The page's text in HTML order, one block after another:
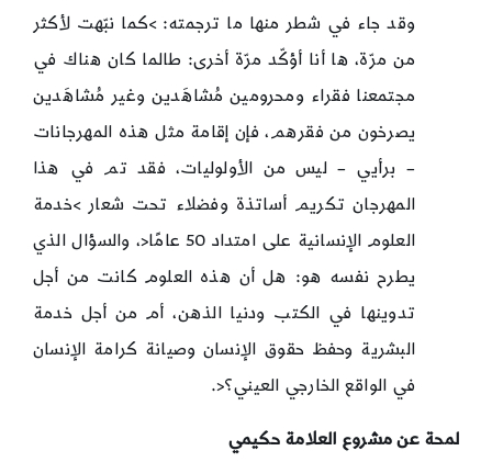
وقد جاء في شطر منها ما ترجمته: >كما نبّهت لأكثر
من مرّة، ها أنا أؤكّد مرّة أخرى: طالما كان هناك في
مجتمعنا فقراء ومحرومين مُشاهَدين وغير مُشاهَدين
يصرخون من فقرهم، فإن إقامة مثل هذه المهرجانات
– برأيي – ليس من الأولوليات، فقد تم في هذا
المهرجان تكريم أساتذة وفضلاء تحت شعار >خدمة
العلوم الإنسانية على امتداد 50 عامًا<، والسؤال الذي
يطرح نفسه هو: هل أن هذه العلوم كانت من أجل
تدوينها في الكتب ودنيا الذهن، أم من أجل خدمة
البشرية وحفظ حقوق الإنسان وصيانة كرامة الإنسان
في الواقع الخارجي العيني؟<.
لمحة عن مشروع العلامة حكيمي